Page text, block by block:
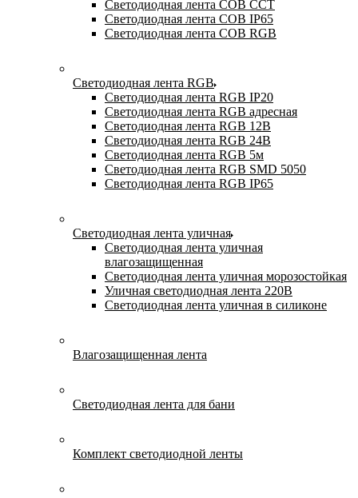
Светодиодная лента COB CCT
Светодиодная лента COB IP65
Светодиодная лента COB RGB
Светодиодная лента RGB
Светодиодная лента RGB IP20
Светодиодная лента RGB адресная
Светодиодная лента RGB 12В
Светодиодная лента RGB 24В
Светодиодная лента RGB 5м
Светодиодная лента RGB SMD 5050
Светодиодная лента RGB IP65
Светодиодная лента уличная
Светодиодная лента уличная
влагозащищенная
Светодиодная лента уличная морозостойкая
Уличная светодиодная лента 220В
Светодиодная лента уличная в силиконе
Влагозащищенная лента
Светодиодная лента для бани
Комплект светодиодной ленты